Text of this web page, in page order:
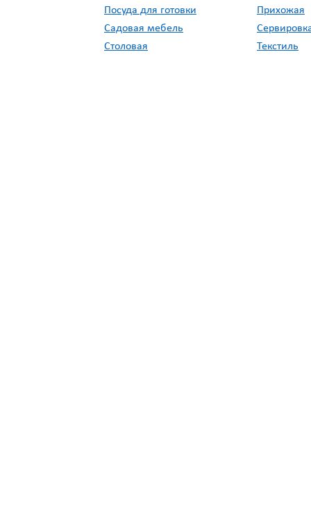
Посуда для готовки
Прихожая
Садовая мебель
Столовая
Текстиль